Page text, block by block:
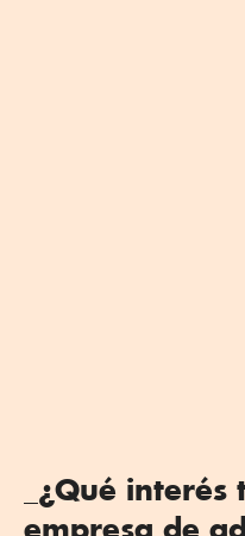
_¿Qué